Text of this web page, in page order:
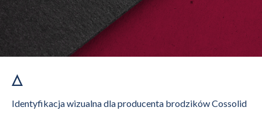
Identyfikacja wizualna dla producenta brodzików Cossolid